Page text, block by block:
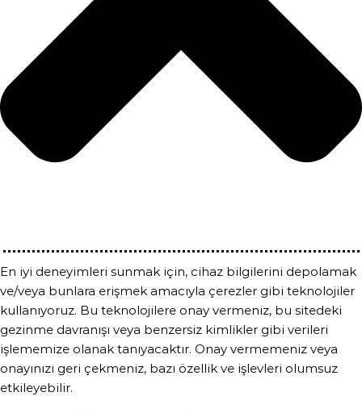
En iyi deneyimleri sunmak için, cihaz bilgilerini depolamak
ve/veya bunlara erişmek amacıyla çerezler gibi teknolojiler
kullanıyoruz. Bu teknolojilere onay vermeniz, bu sitedeki
gezinme davranışı veya benzersiz kimlikler gibi verileri
işlememize olanak tanıyacaktır. Onay vermemeniz veya
onayınızı geri çekmeniz, bazı özellik ve işlevleri olumsuz
etkileyebilir.